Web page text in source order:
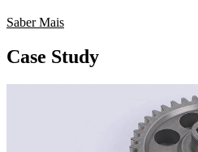
Saber Mais
Case Study